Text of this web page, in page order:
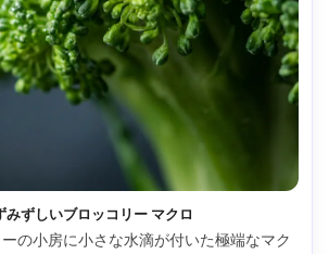
みずしいブロッコリー マクロ
の小房に小さな水滴が付いた極端なマク